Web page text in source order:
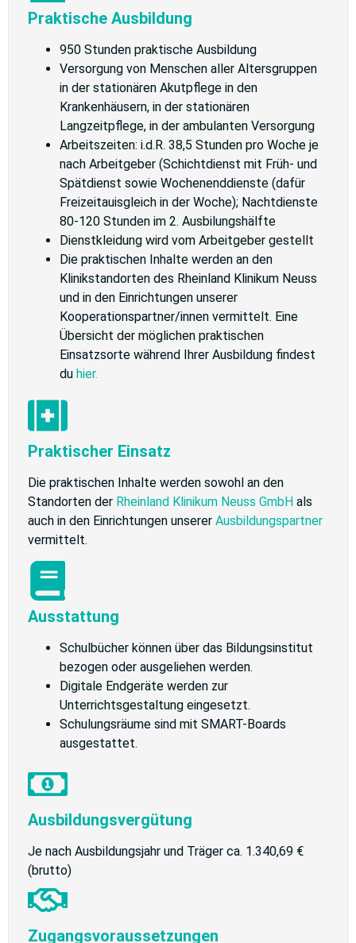
Praktische Ausbildung
950 Stunden praktische Ausbildung
Versorgung von Menschen aller Altersgruppen
in der stationären Akutpflege in den
Krankenhäusern, in der stationären
Langzeitpflege, in der ambulanten Versorgung
Arbeitszeiten: i.d.R. 38,5 Stunden pro Woche je
nach Arbeitgeber (Schichtdienst mit Früh- und
Spätdienst sowie Wochenenddienste (dafür
Freizeitauisgleich in der Woche); Nachtdienste
80-120 Stunden im 2. Ausbilungshälfte
Dienstkleidung wird vom Arbeitgeber gestellt
Die praktischen Inhalte werden an den
Klinikstandorten des Rheinland Klinikum Neuss
und in den Einrichtungen unserer
Kooperationspartner/innen vermittelt. Eine
Übersicht der möglichen praktischen
Einsatzsorte während Ihrer Ausbildung findest
du hier.
Praktischer Einsatz
Die praktischen Inhalte werden sowohl an den
Standorten der Rheinland Klinikum Neuss GmbH als
auch in den Einrichtungen unserer Ausbildungspartner
vermittelt.
Ausstattung
Schulbücher können über das Bildungsinstitut
bezogen oder ausgeliehen werden.
Digitale Endgeräte werden zur
Unterrichtsgestaltung eingesetzt.
Schulungsräume sind mit SMART-Boards
ausgestattet.
Ausbildungsvergütung
Je nach Ausbildungsjahr und Träger ca. 1.340,69 €
(brutto)
Zugangsvoraussetzungen